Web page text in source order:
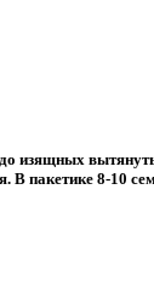
В пакетике 8-10